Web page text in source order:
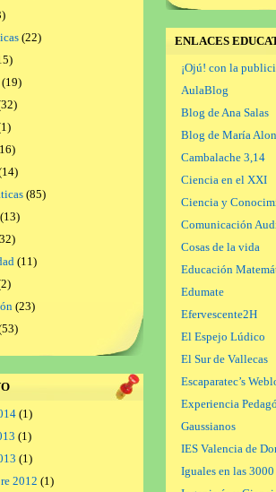
(22)
(85)
(11)
(23)
(1)
(1)
(1)
2012 (1)
ENLACES
¡Ojú! con la
AulaBlog
Blog de Ana Salas
Blog de María
Cambalache 3,14
Ciencia en el XXI
Ciencia y
Comunicación
Cosas de la vida
Educación
Edumate
Efervescente2H
El Espejo Lúdico
El Sur de Vallecas
Escaparatec’s
Experiencia
Gaussianos
IES Valencia de
Iguales en las 3000